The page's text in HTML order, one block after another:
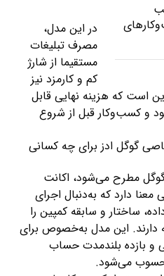
در این مدل،
مصرف تبلیغات
مستقیما از شارژ
کم و کارمزد نیز
است که هزینه نهایی قابل
و کسب‌وکار قبل از شروع
گوگل ادز برای چه کسانی
مطرح می‌شود، اکانت
دارد که به‌دنبال اجرای
ساختار و سابقه کمپین را
دارند. این مدل به‌خصوص برای
و بازده بلندمدت حساب
می‌شود.